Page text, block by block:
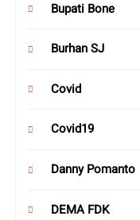
Bupati Bone
Burhan SJ
Covid
Covid19
Danny Pomanto
DEMA FDK